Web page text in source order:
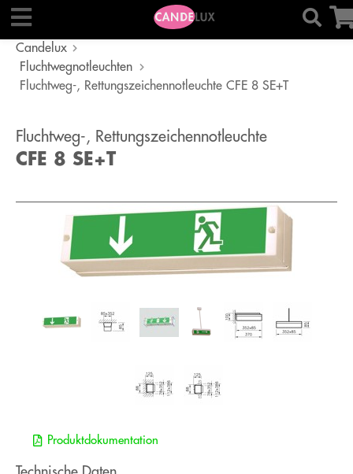
Candelux
Fluchtwegnotleuchten
Fluchtweg-, Rettungszeichennotleuchte CFE 8 SE+T
Fluchtweg-, Rettungszeichennotleuchte
CFE 8 SE+T
Produktdokumentation